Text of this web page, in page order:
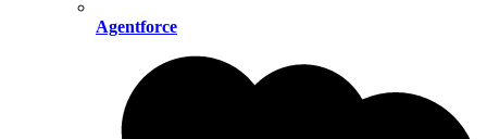
Agentforce